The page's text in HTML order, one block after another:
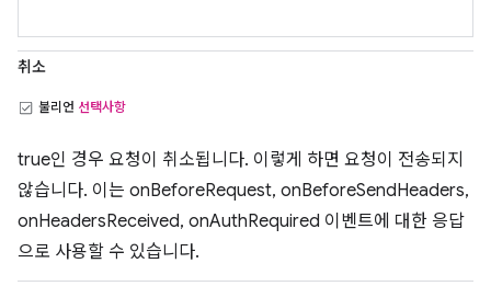
취소
불리언 선택사항
true인 경우 요청이 취소됩니다. 이렇게 하면 요청이 전송되지
않습니다. 이는 onBeforeRequest, onBeforeSendHeaders,
onHeadersReceived, onAuthRequired 이벤트에 대한 응답
으로 사용할 수 있습니다.